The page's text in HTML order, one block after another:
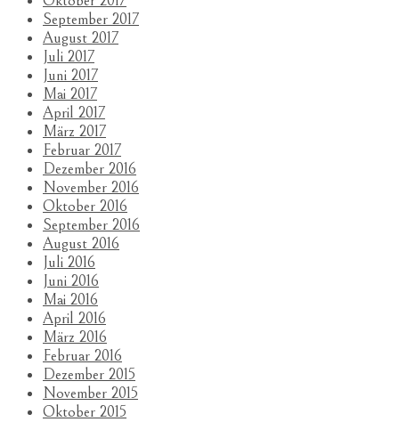
September 2017
August 2017
Juli 2017
Juni 2017
Mai 2017
April 2017
März 2017
Februar 2017
Dezember 2016
November 2016
Oktober 2016
September 2016
August 2016
Juli 2016
Juni 2016
Mai 2016
April 2016
März 2016
Februar 2016
Dezember 2015
November 2015
Oktober 2015